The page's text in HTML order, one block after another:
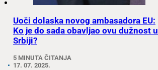
Uoči dolaska novog ambasadora EU:
Ko je do sada obavljao ovu dužnost u
Srbiji?
5 MINUTA ČITANJA
17. 07. 2025.